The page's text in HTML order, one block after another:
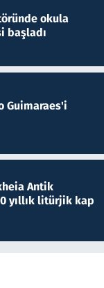
okula
başladı
Guimaraes'i
Antik
yıllık litürjik kap